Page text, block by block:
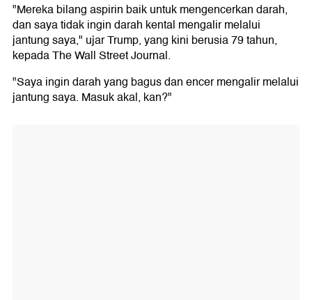
"Mereka bilang aspirin baik untuk mengencerkan darah,
dan saya tidak ingin darah kental mengalir melalui
jantung saya," ujar Trump, yang kini berusia 79 tahun,
kepada The Wall Street Journal.
"Saya ingin darah yang bagus dan encer mengalir melalui
jantung saya. Masuk akal, kan?"